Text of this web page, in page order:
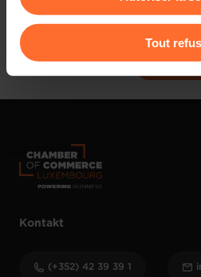
Pour de plus amples
nous utilisons lescookies et
vos données personnelles,
Tout
Anmelden
Kontakt
(+352) 42 39 39 1